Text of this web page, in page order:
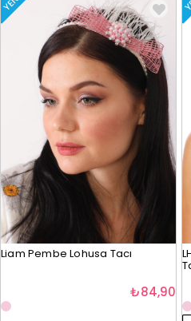
Liam Pembe Lohusa Tacı
₺84,90